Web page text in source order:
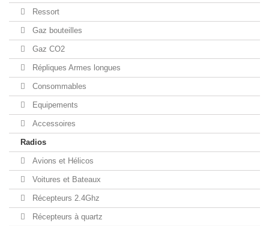
Ressort
Gaz bouteilles
Gaz CO2
Répliques Armes longues
Consommables
Equipements
Accessoires
Radios
Avions et Hélicos
Voitures et Bateaux
Récepteurs 2.4Ghz
Récepteurs à quartz